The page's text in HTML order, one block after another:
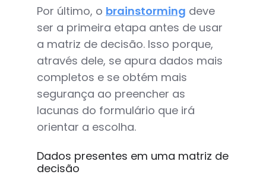
Por último, o brainstorming deve
ser a primeira etapa antes de usar
a matriz de decisão. Isso porque,
através dele, se apura dados mais
completos e se obtém mais
segurança ao preencher as
lacunas do formulário que irá
orientar a escolha.
Dados presentes em uma matriz de
decisão